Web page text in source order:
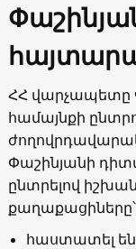
ՀՀ
համայնքի
Փաշինյանի
ընտրելով
քաղաքացիները՝
հաստատել